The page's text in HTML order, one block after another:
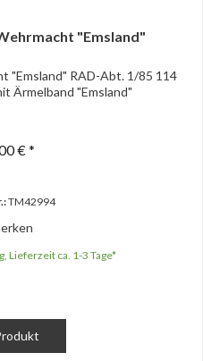
"Emsland"
"Emsland" RAD-Abt. 1/85 114
Ärmelband "Emsland"
€ *
TM42994
Lieferzeit ca. 1-3 Tage*